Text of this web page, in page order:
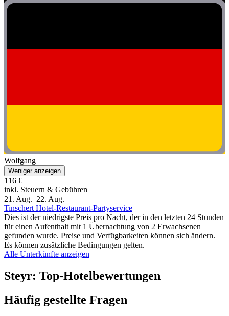
Wolfgang
Weniger anzeigen
116 €
inkl. Steuern & Gebühren
21. Aug.–22. Aug.
Tinschert Hotel-Restaurant-Partyservice
Dies ist der niedrigste Preis pro Nacht, der in den letzten 24 Stunden
für einen Aufenthalt mit 1 Übernachtung von 2 Erwachsenen
gefunden wurde. Preise und Verfügbarkeiten können sich ändern.
Es können zusätzliche Bedingungen gelten.
Alle Unterkünfte anzeigen
Steyr: Top-Hotelbewertungen
Häufig gestellte Fragen